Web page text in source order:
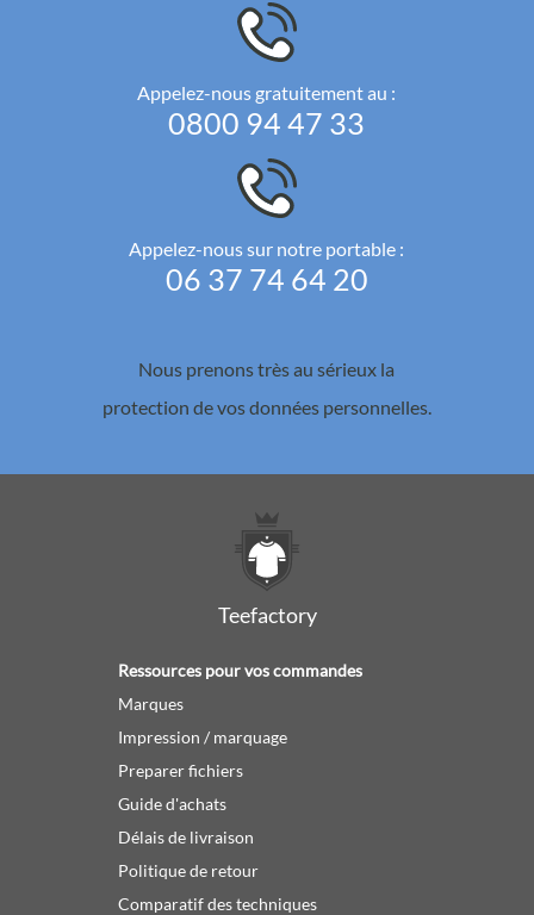
Appelez-nous gratuitement au :
0800 94 47 33
Appelez-nous sur notre portable :
06 37 74 64 20
Nous prenons très au sérieux la
protection de vos données personnelles.
Teefactory
Ressources pour vos commandes
Marques
Impression / marquage
Preparer fichiers
Guide d'achats
Délais de livraison
Politique de retour
Comparatif des techniques